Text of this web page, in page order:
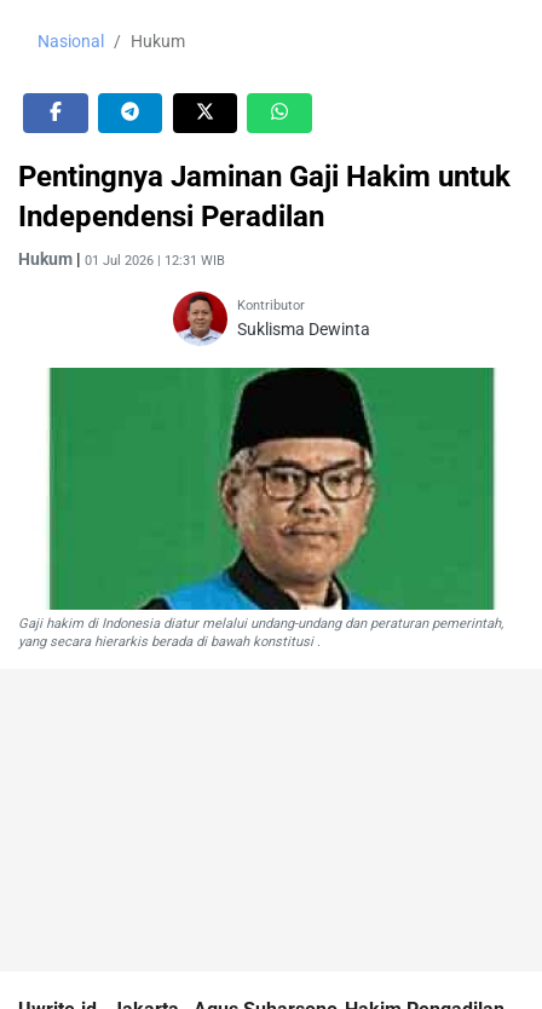
Nasional Hukum
Pentingnya Jaminan Gaji Hakim untuk
Independensi Peradilan
Hukum | 01 Jul 2026 | 12:31 WIB
Kontributor
Suklisma Dewinta
Gaji hakim di Indonesia diatur melalui undang-undang dan peraturan pemerintah,
yang secara hierarkis berada di bawah konstitusi .